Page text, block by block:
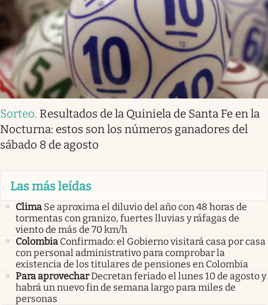
Sorteo. Resultados de la Quiniela de Santa Fe en la
Nocturna: estos son los números ganadores del
sábado 8 de agosto
Las más leídas
Clima Se aproxima el diluvio del año con 48 horas de
tormentas con granizo, fuertes lluvias y ráfagas de
viento de más de 70 km/h
Colombia Confirmado: el Gobierno visitará casa por casa
con personal administrativo para comprobar la
existencia de los titulares de pensiones en Colombia
Para aprovecharDecretan feriado el lunes 10 de agosto y
habrá un nuevo fin de semana largo para miles de
personas